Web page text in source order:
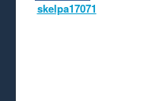
skelpa17071